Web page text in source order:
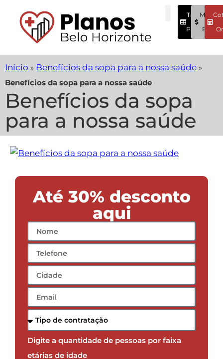
Tabela
PreçosPreços
Início » Benefícios da sopa para a nossa saúde »
Benefícios da sopa para a nossa saúde
Benefícios da sopa
para a nossa saúde
Até 30% desconto
aqui
Digite a quantidade de pessoas por faixa
etárias de idade